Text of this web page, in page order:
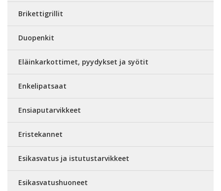
Brikettigrillit
Duopenkit
Eläinkarkottimet, pyydykset ja syötit
Enkelipatsaat
Ensiaputarvikkeet
Eristekannet
Esikasvatus ja istutustarvikkeet
Esikasvatushuoneet